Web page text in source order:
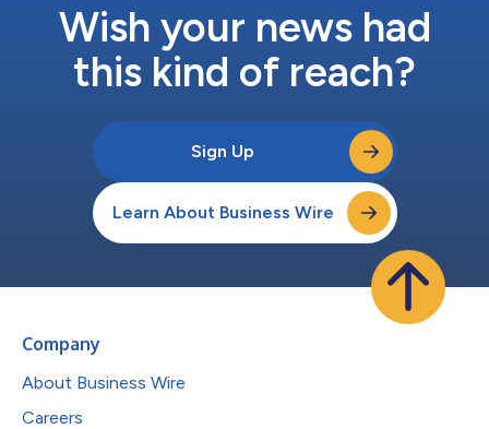
Wish your news had
this kind of reach?
Sign Up
Learn About Business Wire
Company
About Business Wire
Careers